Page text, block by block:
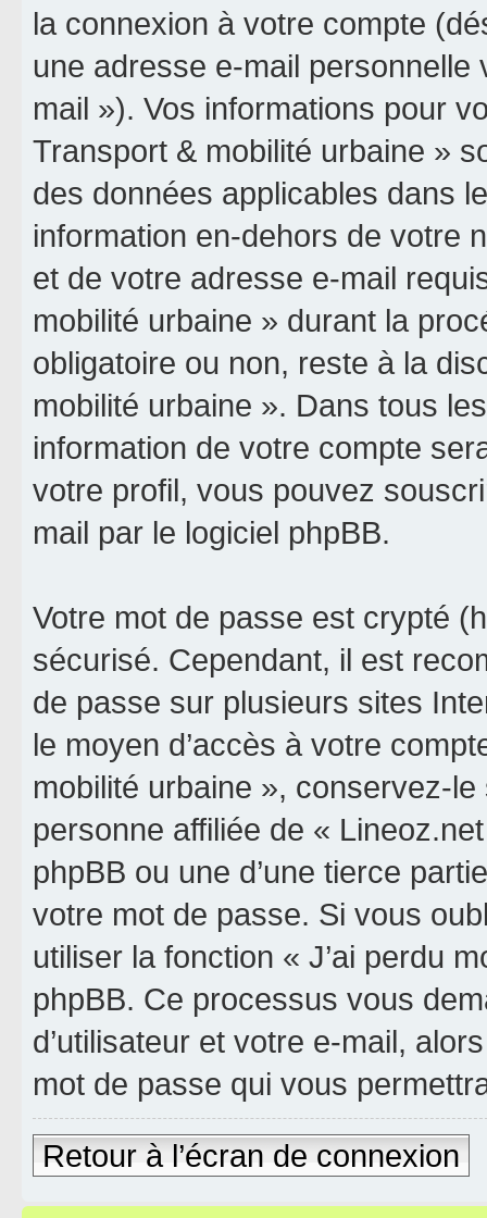
la connexion à votre compte
une adresse e-mail
mail »). Vos informations pour
Transport & mobilité urbaine »
des données applicables dans
information en-dehors de votre
et de votre adresse e-mail
mobilité urbaine » durant la
obligatoire ou non, reste à la
mobilité urbaine ». Dans tous
information de votre compte
votre profil, vous pouvez
mail par le logiciel phpBB.
Votre mot de passe est crypté
sécurisé. Cependant, il est
de passe sur plusieurs sites
le moyen d’accès à votre
mobilité urbaine », conservez-
personne affiliée de «
phpBB ou une d’une tierce
votre mot de passe. Si vous
utiliser la fonction « J’ai perdu
phpBB. Ce processus vous
d’utilisateur et votre e-mail,
mot de passe qui vous
Retour à l’écran de connexion